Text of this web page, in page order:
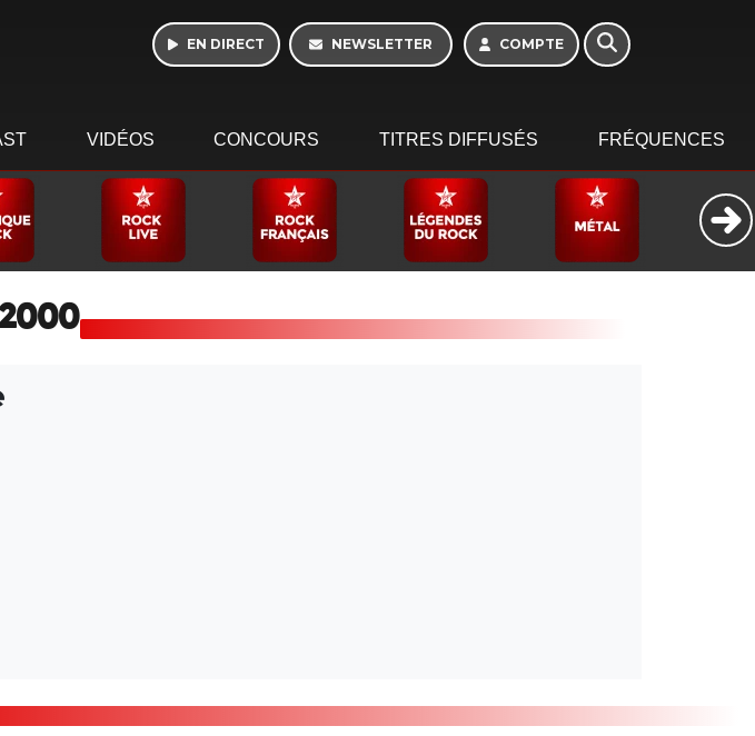
EN DIRECT NEWSLETTER COMPTE
VIDÉOS CONCOURS TITRES DIFFUSÉS FRÉQUENCES
Morning - 6h à 10h